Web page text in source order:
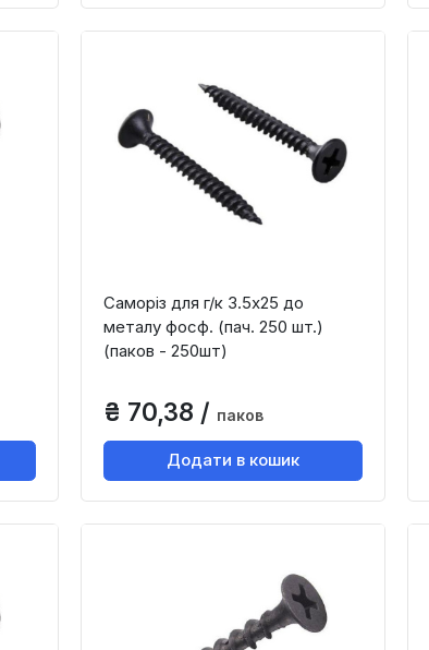
Саморіз для г/к 3.5х25 до
металу фосф. (пач. 250 шт.)
(паков - 250шт)
₴ 70,38 / паков
Додати в кошик